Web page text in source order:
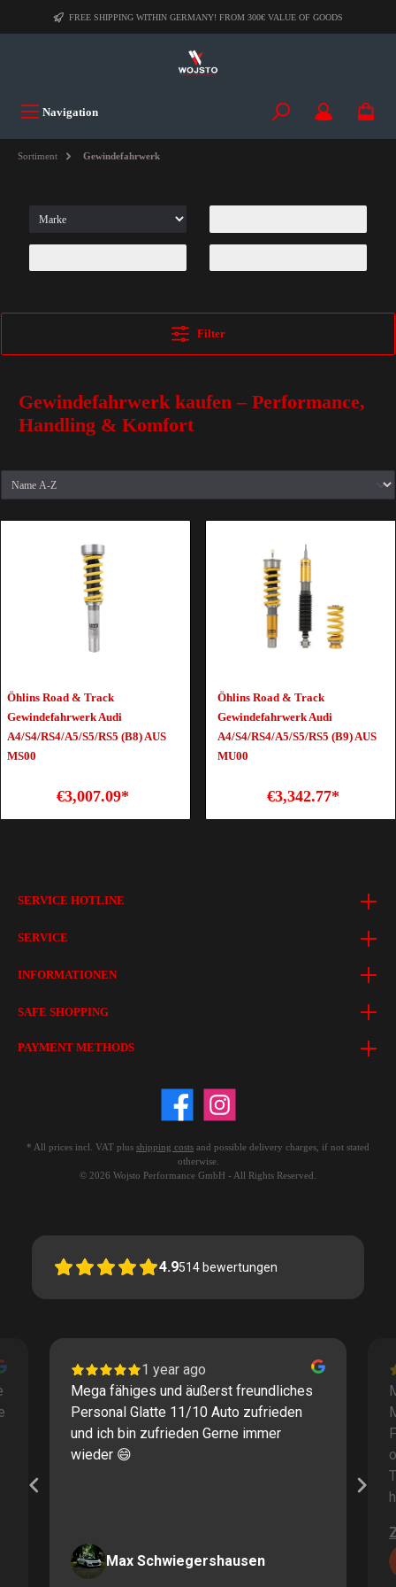
FREE SHIPPING WITHIN GERMANY! FROM 300€ VALUE OF GOODS
Navigation
Sortiment Gewindefahrwerk
Filter
Gewindefahrwerk kaufen – Performance,
Handling & Komfort
Öhlins Road & Track
Gewindefahrwerk Audi
A4/S4/RS4/A5/S5/RS5 (B8) AUS
MS00
€3,007.09*
Öhlins Road & Track
Gewindefahrwerk Audi
A4/S4/RS4/A5/S5/RS5 (B9) AUS
MU00
€3,342.77*
SERVICE HOTLINE
SERVICE
INFORMATIONEN
SAFE SHOPPING
PAYMENT METHODS
* All prices incl. VAT plus shipping costs and possible delivery charges, if not stated
otherwise.
© 2026 Wojsto Performance GmbH - All Rights Reserved.
4.9514 bewertungen
1 year ago
Mega fähiges und äußerst freundliches
Personal Glatte 11/10 Auto zufrieden
und ich bin zufrieden Gerne immer
wieder 😄
Max Schwiegershausen